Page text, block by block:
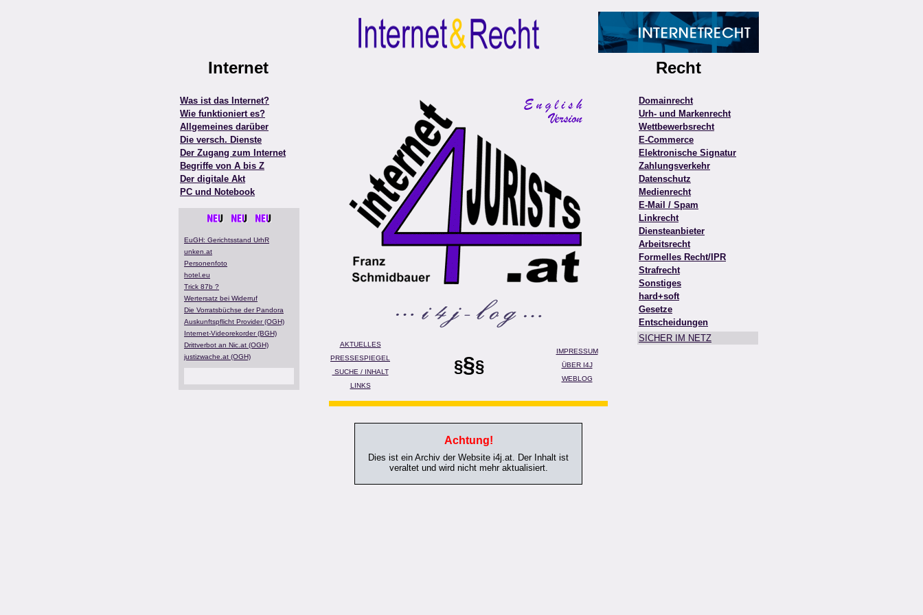
Internet Recht
Was ist das Internet?
Wie funktioniert es?
Allgemeines darüber
Die versch. Dienste
Der Zugang zum Internet
Begriffe von A bis Z
Der digitale Akt
PC und Notebook
EuGH: Gerichtsstand UrhR
unken.at
Personenfoto
hotel.eu
Trick 87b ?
Wertersatz bei Widerruf
Die Vorratsbüchse der Pandora
Auskunftspflicht Provider (OGH)
Internet-Videorekorder (BGH)
Drittverbot an Nic.at (OGH)
justizwache.at (OGH)
AKTUELLES
PRESSESPIEGEL
SUCHE / INHALT
LINKS
§§§
IMPRESSUM
ÜBER I4J
WEBLOG
Domainrecht
Urh- und Markenrecht
Wettbewerbsrecht
E-Commerce
Elektronische Signatur
Zahlungsverkehr
Datenschutz
Medienrecht
E-Mail / Spam
Linkrecht
Diensteanbieter
Arbeitsrecht
Formelles Recht/IPR
Strafrecht
Sonstiges
hard+soft
Gesetze
Entscheidungen
SICHER IM NETZ
Achtung!
Dies ist ein Archiv der Website i4j.at. Der Inhalt ist
veraltet und wird nicht mehr aktualisiert.